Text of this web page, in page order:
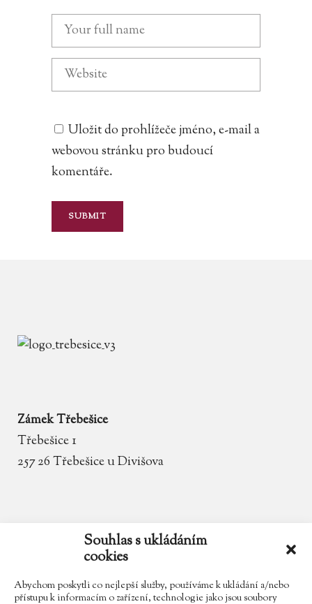
Souhlas s ukládáním
cookies
Abychom poskytli co nejlepší služby, používáme k ukládání a/nebo
přístupu k informacím o zařízení, technologie jako jsou soubory
Uložit do prohlížeče jméno, e-mail a
webovou stránku pro budoucí
komentáře.
Zámek Třebešice
Třebešice 1
257 26 Třebešice u Divišova
zamek.trebesice@volny.cz
602 354 467